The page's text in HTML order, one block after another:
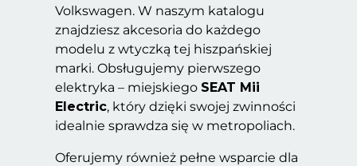
Volkswagen. W naszym katalogu
znajdziesz akcesoria do każdego
modelu z wtyczką tej hiszpańskiej
marki. Obsługujemy pierwszego
elektryka – miejskiego SEAT Mii
Electric, który dzięki swojej zwinności
idealnie sprawdza się w metropoliach.
Oferujemy również pełne wsparcie dla